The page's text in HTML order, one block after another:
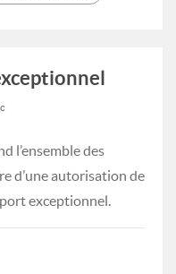
l’ensemble des
d’une autorisation de
exceptionnel.